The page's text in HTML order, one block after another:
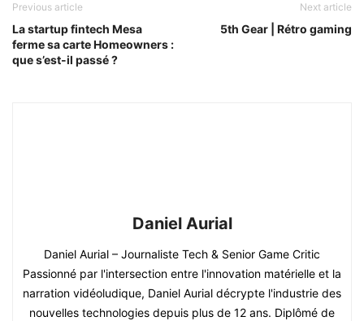
Previous article
La startup fintech Mesa
ferme sa carte Homeowners :
que s’est-il passé ?
Next article
5th Gear | Rétro gaming
Daniel Aurial
Daniel Aurial – Journaliste Tech & Senior Game Critic
Passionné par l'intersection entre l'innovation matérielle et la
narration vidéoludique, Daniel Aurial décrypte l'industrie des
nouvelles technologies depuis plus de 12 ans. Diplômé de